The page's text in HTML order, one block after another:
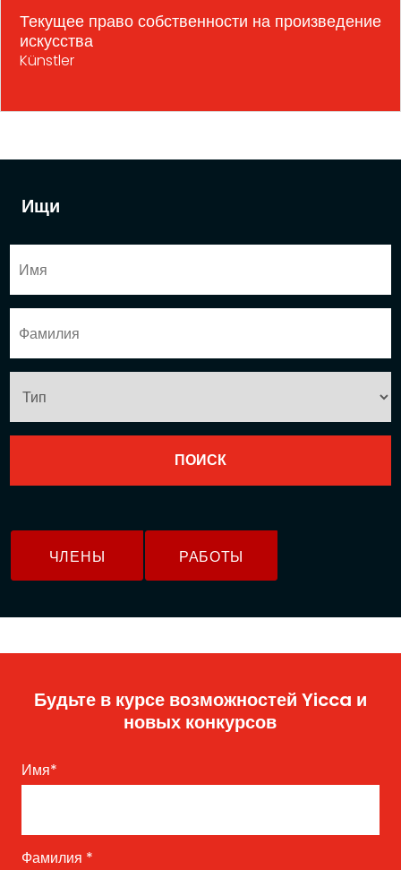
Ищи
ЧЛЕНЫ РАБОТЫ
Текущее право собственности на произведение
искусства
Künstler
Будьте в курсе возможностей Yicca и
новых конкурсов
Имя*
Фамилия *